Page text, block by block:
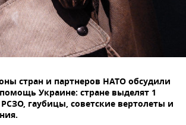
стран и партнеров НАТО обсудили
Украине: стране выделят 1
гаубицы, советские вертолеты и